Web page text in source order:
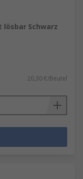
lösbar Schwarz
20,30 €/Beutel